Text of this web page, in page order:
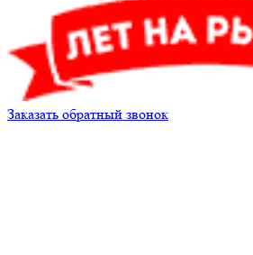
Заказать обратный звонок